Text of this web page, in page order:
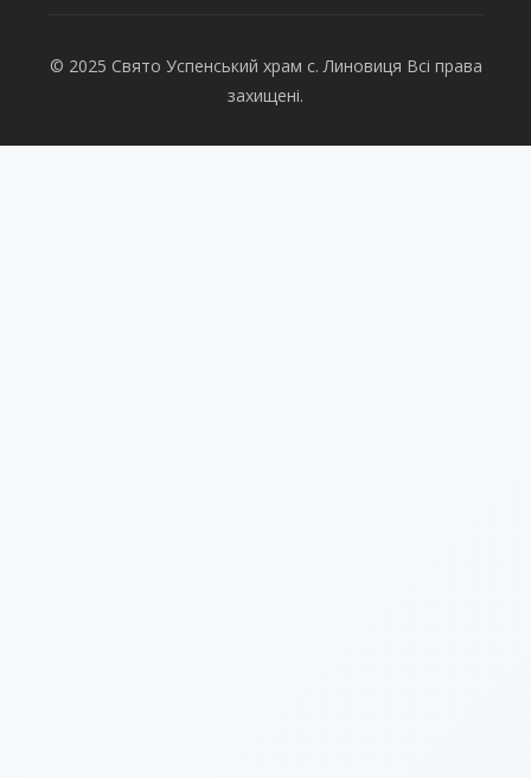
© 2025 Свято Успенський храм с. Линовиця Всі права
захищені.